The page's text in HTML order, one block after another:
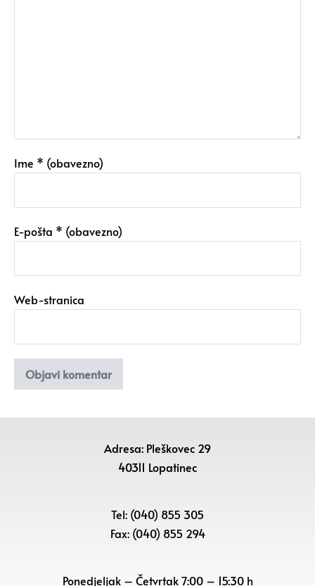
Ime * (obavezno)
E-pošta * (obavezno)
Web-stranica
Adresa: Pleškovec 29
40311 Lopatinec
Tel: (040) 855 305
Fax: (040) 855 294
Ponedjeljak – Četvrtak 7:00 – 15:30 h